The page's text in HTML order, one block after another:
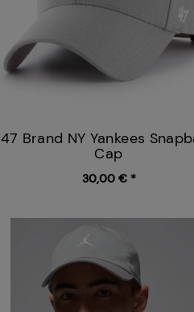
47 Brand NY Yankees
Cap
30,00 € *